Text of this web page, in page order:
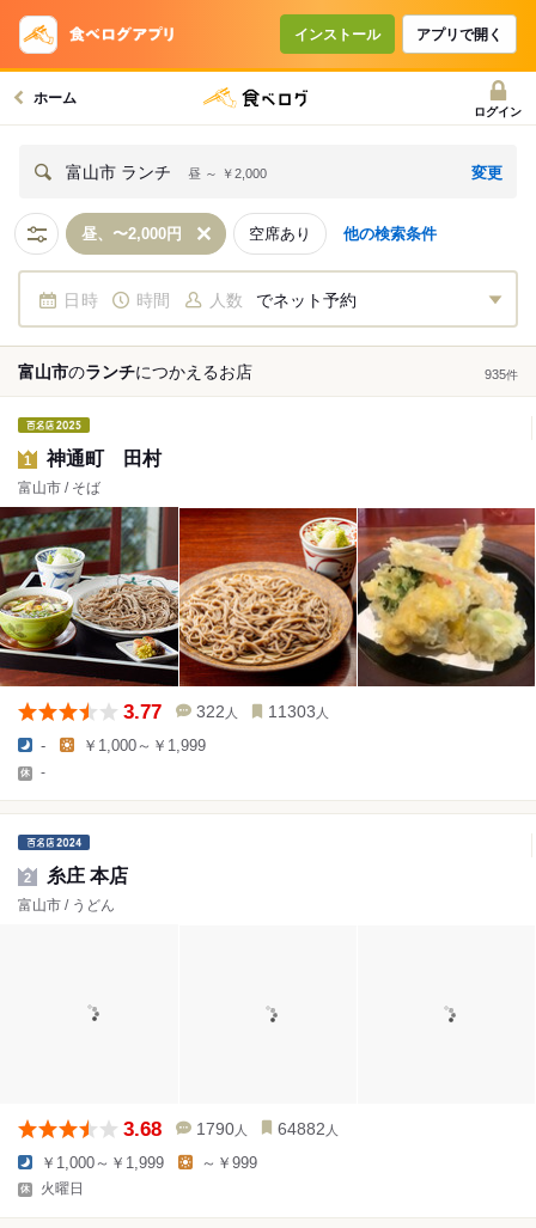
インストール アプリで開く
ホーム
ログイン
富山市 ランチ 昼 ～ ￥2,000 変更
昼、〜2,000円 空席あり 他の検索条件
日時 時間 人数 でネット予約
富山市のランチにつかえるお店 935件
1 神通町 田村
富山市 / そば
3.77 322 人 11303 人
- ￥1,000～￥1,999
-
2 糸庄 本店
富山市 / うどん
3.68 1790 人 64882 人
￥1,000～￥1,999 ～￥999
火曜日